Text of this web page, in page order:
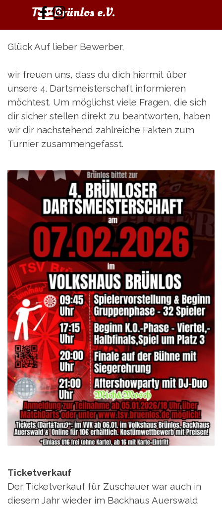
TSV Brünlos e.V.
Menü überspringen
Glück Auf lieber Bewerber,
wir freuen uns, dass du dich hiermit über
unsere 4. Dartsmeisterschaft informieren
möchtest. Um möglichst viele Fragen, die sich
dir sicher stellen direkt zu beantworten, haben
wir dir nachstehend zahlreiche Fakten zum
Turnier zusammengefasst.
Ticketverkauf
Der Ticketverkauf für Zuschauer war auch in
diesem Jahr wieder im Backhaus Auerswald